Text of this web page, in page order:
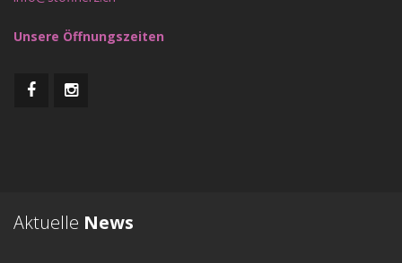
Unsere Öffnungszeiten
Aktuelle News